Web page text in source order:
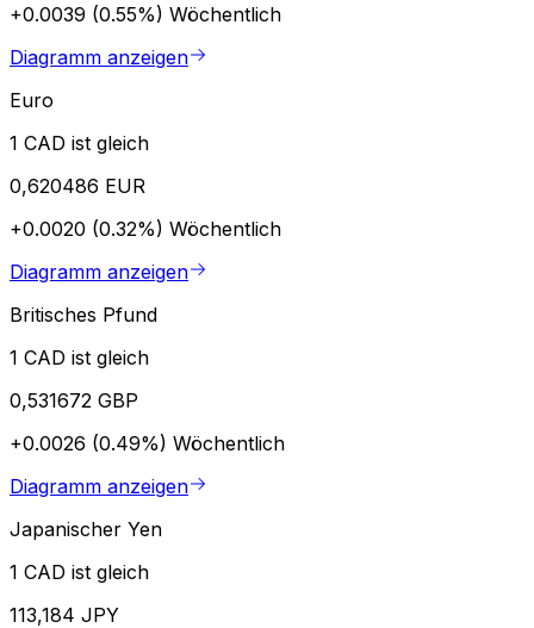
+0.0039 (0.55%) Wöchentlich
Diagramm anzeigen
Euro
1 CAD ist gleich
0,620486 EUR
+0.0020 (0.32%) Wöchentlich
Diagramm anzeigen
Britisches Pfund
1 CAD ist gleich
0,531672 GBP
+0.0026 (0.49%) Wöchentlich
Diagramm anzeigen
Japanischer Yen
1 CAD ist gleich
113,184 JPY